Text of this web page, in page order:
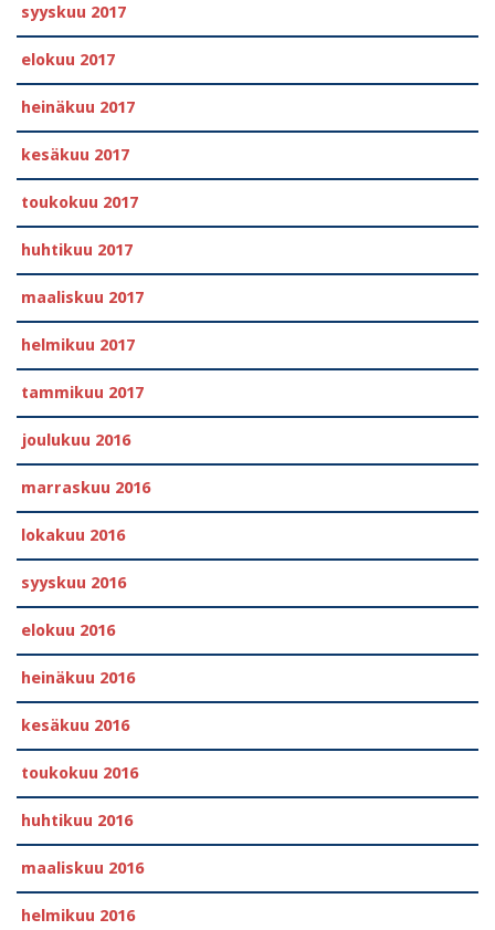
syyskuu 2017
elokuu 2017
heinäkuu 2017
kesäkuu 2017
toukokuu 2017
huhtikuu 2017
maaliskuu 2017
helmikuu 2017
tammikuu 2017
joulukuu 2016
marraskuu 2016
lokakuu 2016
syyskuu 2016
elokuu 2016
heinäkuu 2016
kesäkuu 2016
toukokuu 2016
huhtikuu 2016
maaliskuu 2016
helmikuu 2016